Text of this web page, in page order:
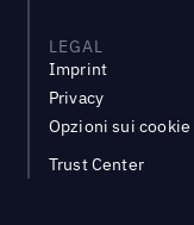
LEGAL
Imprint
Privacy
Opzioni sui cookie
Trust Center